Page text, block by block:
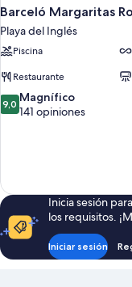
Barceló Margaritas
Playa del Inglés
Piscina
Restaurante
9.0
de
9,0 Magnífico
141 opiniones
Inicia sesión
los requisitos.
Iniciar sesión